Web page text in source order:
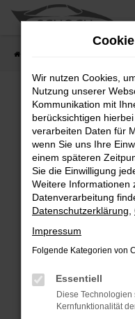
Zum
Fehler:
Beim Laden ist ein
Hier sind ein paar
Überprüfe
Laden andere
Suchmaschine?
Prüfe deine
können das
verhindern.
Wir nutzen Cookies,
Nutzung unserer
Kommunikation mit
berücksichtigen
verarbeiten Daten für
wenn Sie uns Ihre
einem späteren
Sie die Einwilligung
Weitere Informationen
Datenverarbeitung
Datenschutzerklärung
Impressum
Folgende Kategorien von
Essentiell
Diese
Kernfunktionalität